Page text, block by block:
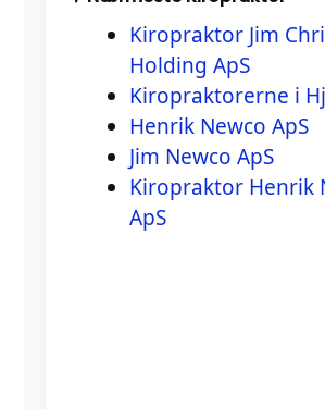
Kiropraktor Jim
Holding ApS
Kiropraktorerne i
Henrik Newco ApS
Jim Newco ApS
Kiropraktor Henrik
ApS